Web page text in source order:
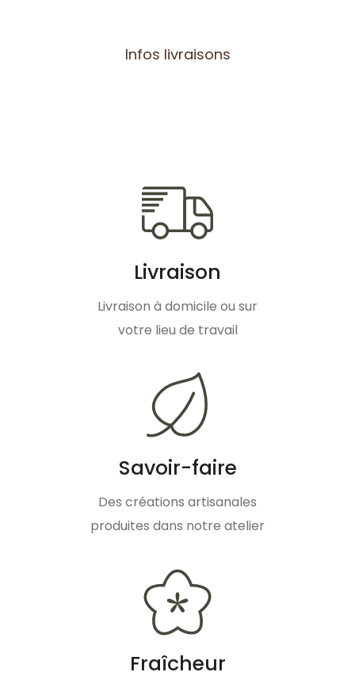
Infos livraisons
Livraison
Livraison à domicile ou sur
votre lieu de travail
Savoir-faire
Des créations artisanales
produites dans notre atelier
Fraîcheur